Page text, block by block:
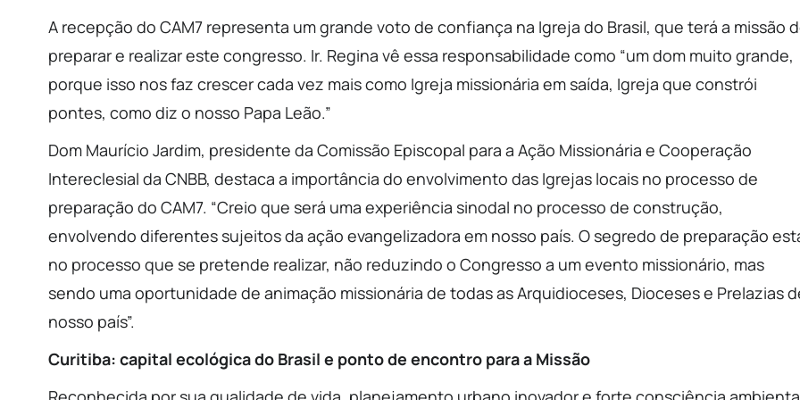
A recepção do CAM7 representa um grande voto de confiança na Igreja do Brasil, que terá a missão
preparar e realizar este congresso. Ir. Regina vê essa responsabilidade como “um dom muito grande,
porque isso nos faz crescer cada vez mais como Igreja missionária em saída, Igreja que constrói
pontes, como diz o nosso Papa Leão.”
Dom Maurício Jardim, presidente da Comissão Episcopal para a Ação Missionária e Cooperação
Intereclesial da CNBB, destaca a importância do envolvimento das Igrejas locais no processo de
preparação do CAM7. “Creio que será uma experiência sinodal no processo de construção,
envolvendo diferentes sujeitos da ação evangelizadora em nosso país. O segredo de preparação
no processo que se pretende realizar, não reduzindo o Congresso a um evento missionário, mas
sendo uma oportunidade de animação missionária de todas as Arquidioceses, Dioceses e Prelazias
nosso país”.
Curitiba: capital ecológica do Brasil e ponto de encontro para a Missão